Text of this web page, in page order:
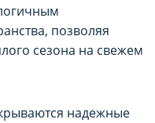
позволяя
сезона на свежем
надежные